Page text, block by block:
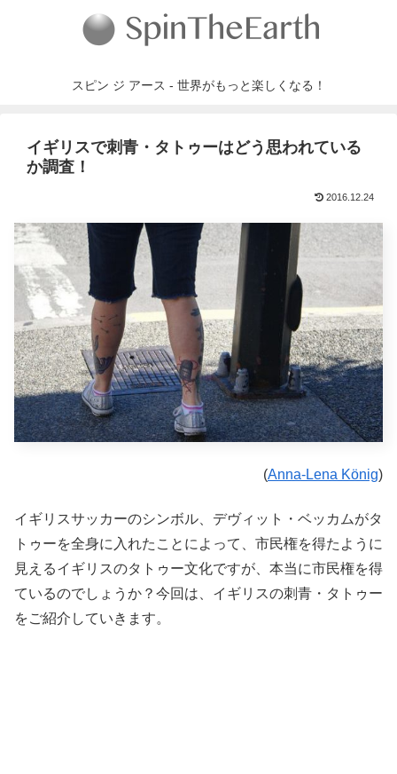
スピン ジ アース - 世界がもっと楽しくなる！
イギリスで刺青・タトゥーはどう思われている
か調査！
2016.12.24
(Anna-Lena König)
イギリスサッカーのシンボル、デヴィット・ベッカムがタ
トゥーを全身に入れたことによって、市民権を得たように
見えるイギリスのタトゥー文化ですが、本当に市民権を得
ているのでしょうか？今回は、イギリスの刺青・タトゥー
をご紹介していきます。